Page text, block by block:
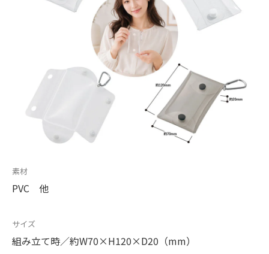
素材
PVC 他
サイズ
組み立て時／約W70×H120×D20（mm）